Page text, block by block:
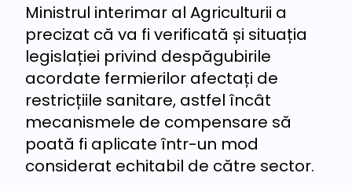
Ministrul interimar al Agriculturii a
precizat că va fi verificată și situația
legislației privind despăgubirile
acordate fermierilor afectați de
restricțiile sanitare, astfel încât
mecanismele de compensare să
poată fi aplicate într-un mod
considerat echitabil de către sector.